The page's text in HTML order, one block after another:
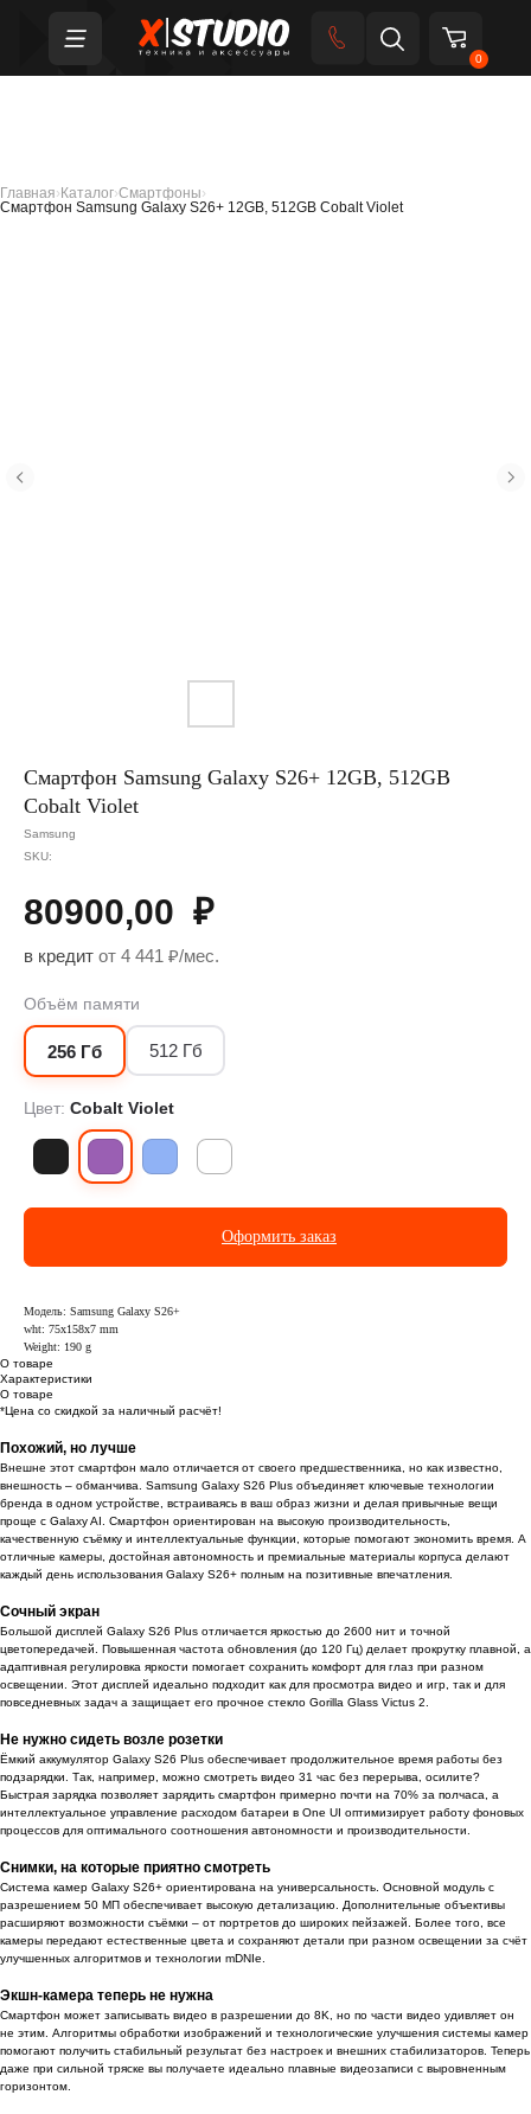
0
Главная› Каталог›Смартфоны›
Смартфон Samsung Galaxy S26+ 12GB, 512GB Cobalt Violet
Смартфон Samsung Galaxy S26+ 12GB, 512GB
Cobalt Violet
Samsung
SKU:
80900,00 ₽
в кредит от 4 441 ₽/мес.
Объём памяти
256 Гб 512 Гб
Цвет: Cobalt Violet
Оформить заказ
Модель: Samsung Galaxy S26+
wht: 75x158x7 mm
Weight: 190 g
О товаре
Характеристики
О товаре
*Цена со скидкой за наличный расчёт!
Похожий, но лучше
Внешне этот смартфон мало отличается от своего предшественника, но как известно,
внешность – обманчива. Samsung Galaxy S26 Plus объединяет ключевые технологии
бренда в одном устройстве, встраиваясь в ваш образ жизни и делая привычные вещи
проще с Galaxy AI. Смартфон ориентирован на высокую производительность,
качественную съёмку и интеллектуальные функции, которые помогают экономить время. А
отличные камеры, достойная автономность и премиальные материалы корпуса делают
каждый день использования Galaxy S26+ полным на позитивные впечатления.
Сочный экран
Большой дисплей Galaxy S26 Plus отличается яркостью до 2600 нит и точной
цветопередачей. Повышенная частота обновления (до 120 Гц) делает прокрутку плавной, а
адаптивная регулировка яркости помогает сохранить комфорт для глаз при разном
освещении. Этот дисплей идеально подходит как для просмотра видео и игр, так и для
повседневных задач а защищает его прочное стекло Gorilla Glass Victus 2.
Не нужно сидеть возле розетки
Ёмкий аккумулятор Galaxy S26 Plus обеспечивает продолжительное время работы без
подзарядки. Так, например, можно смотреть видео 31 час без перерыва, осилите?
Быстрая зарядка позволяет зарядить смартфон примерно почти на 70% за полчаса, а
интеллектуальное управление расходом батареи в One UI оптимизирует работу фоновых
процессов для оптимального соотношения автономности и производительности.
Снимки, на которые приятно смотреть
Система камер Galaxy S26+ ориентирована на универсальность. Основной модуль с
разрешением 50 МП обеспечивает высокую детализацию. Дополнительные объективы
расширяют возможности съёмки – от портретов до широких пейзажей. Более того, все
камеры передают естественные цвета и сохраняют детали при разном освещении за счёт
улучшенных алгоритмов и технологии mDNIe.
Экшн-камера теперь не нужна
Смартфон может записывать видео в разрешении до 8K, но по части видео удивляет он
не этим. Алгоритмы обработки изображений и технологические улучшения системы камер
помогают получить стабильный результат без настроек и внешних стабилизаторов. Теперь
даже при сильной тряске вы получаете идеально плавные видеозаписи с выровненным
горизонтом.